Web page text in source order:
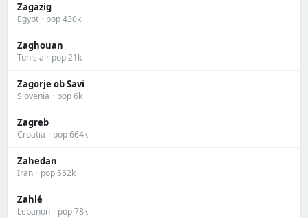
Zagazig
Egypt · pop 430k
Zaghouan
Tunisia · pop 21k
Zagorje ob Savi
Slovenia · pop 6k
Zagreb
Croatia · pop 664k
Zahedan
Iran · pop 552k
Zahlé
Lebanon · pop 78k